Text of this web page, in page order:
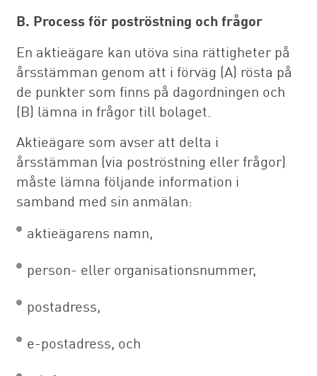
B. Process för poströstning och frågor
En aktieägare kan utöva sina rättigheter på
årsstämman genom att i förväg (A) rösta på
de punkter som finns på dagordningen och
(B) lämna in frågor till bolaget.
Aktieägare som avser att delta i
årsstämman (via poströstning eller frågor)
måste lämna följande information i
samband med sin anmälan:
aktieägarens namn,
person- eller organisationsnummer,
postadress,
e-postadress, och